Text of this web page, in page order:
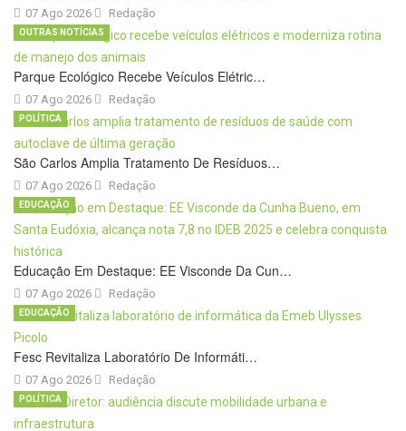
07 Ago 2026 Redação
Parque Ecológico Recebe Veículos Elétric…
07 Ago 2026
OUTRAS NOTÍCIAS
Redação
São Carlos Amplia Tratamento De Resíduos…
07 Ago 2026
POLÍTICA
Redação
Educação Em Destaque: EE Visconde Da Cun…
07 Ago 2026
EDUCAÇÃO
Redação
Fesc Revitaliza Laboratório De Informáti…
07 Ago 2026
EDUCAÇÃO
Redação
POLÍTICA